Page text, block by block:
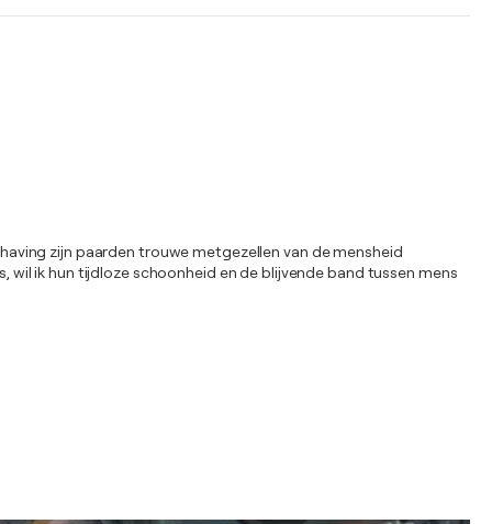
zijn paarden trouwe metgezellen van de mensheid
ik hun tijdloze schoonheid en de blijvende band tussen mens